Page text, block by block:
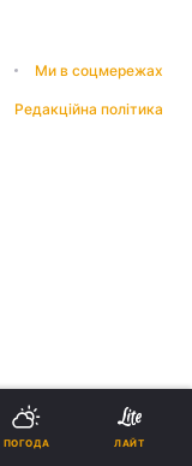
Ми в соцмережах
Редакційна політика
ПОГОДА ЛАЙТ